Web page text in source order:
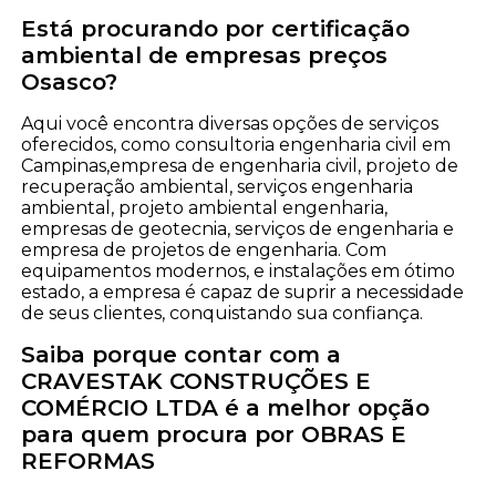
Está procurando por certificação
ambiental de empresas preços
Osasco?
Aqui você encontra diversas opções de serviços
oferecidos, como consultoria engenharia civil em
Campinas,empresa de engenharia civil, projeto de
recuperação ambiental, serviços engenharia
ambiental, projeto ambiental engenharia,
empresas de geotecnia, serviços de engenharia e
empresa de projetos de engenharia. Com
equipamentos modernos, e instalações em ótimo
estado, a empresa é capaz de suprir a necessidade
de seus clientes, conquistando sua confiança.
Saiba porque contar com a
CRAVESTAK CONSTRUÇÕES E
COMÉRCIO LTDA é a melhor opção
para quem procura por OBRAS E
REFORMAS